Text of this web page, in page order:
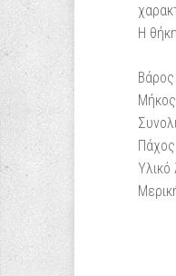
Η
Υλικό